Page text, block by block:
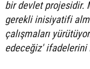
bir devlet projesidir.
gerekli inisiyatifi
çalışmaları
edeceğiz' ifadelerini